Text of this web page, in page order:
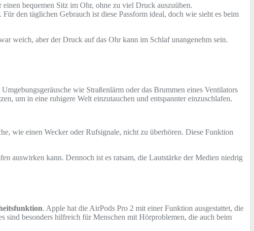
bequemen Sitz im Ohr, ohne zu viel Druck auszuüben.
den täglichen Gebrauch ist diese Passform ideal, doch wie sieht es beim
weich, aber der Druck auf das Ohr kann im Schlaf unangenehm sein.
wie Straßenlärm oder das Brummen eines Ventilators
um in eine ruhigere Welt einzutauchen und entspannter einzuschlafen.
wie einen Wecker oder Rufsignale, nicht zu überhören. Diese Funktion
auswirken kann. Dennoch ist es ratsam, die Lautstärke der Medien niedrig
. Apple hat die AirPods Pro 2 mit einer Funktion ausgestattet, die
sind besonders hilfreich für Menschen mit Hörproblemen, die auch beim